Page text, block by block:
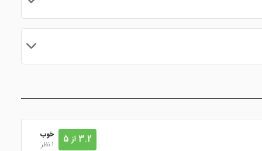
3.2 از 5
خوب
1 نظر